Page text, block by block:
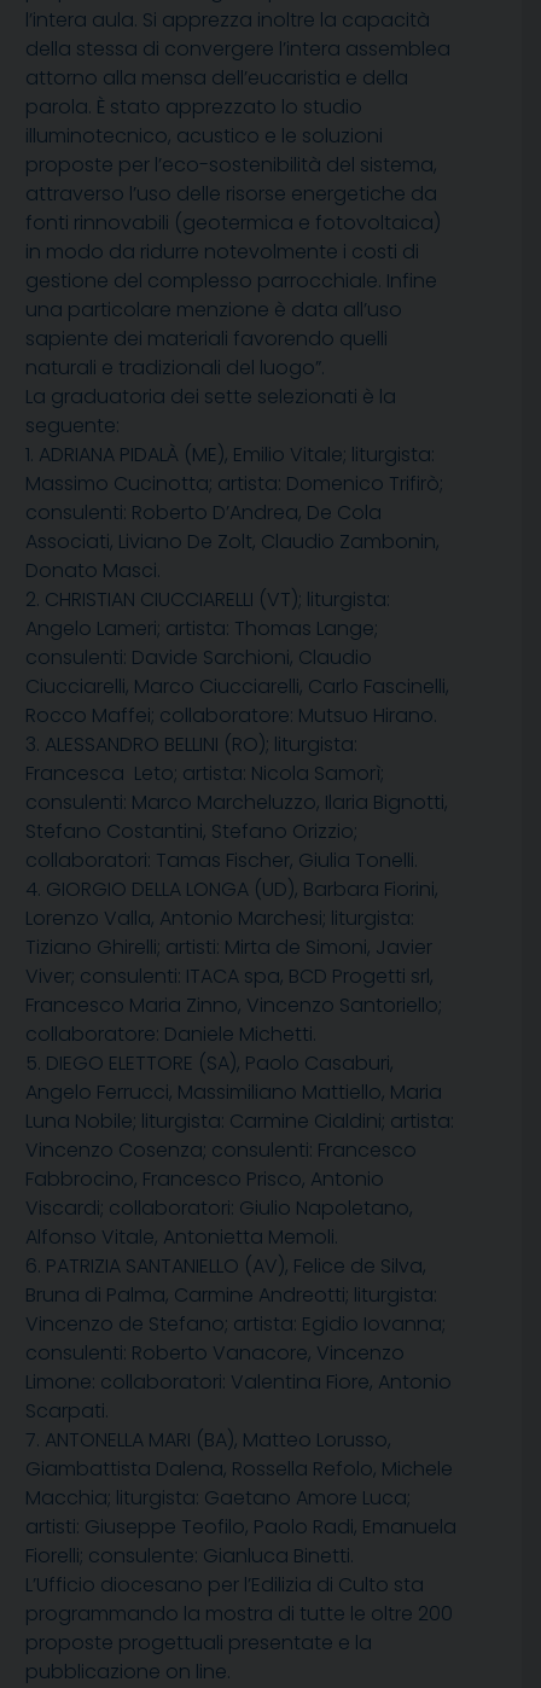
l’intera aula. Si apprezza inoltre la capacità
della stessa di convergere l’intera assemblea
attorno alla mensa dell’eucaristia e della
parola. È stato apprezzato lo studio
illuminotecnico, acustico e le soluzioni
proposte per l’eco-sostenibilità del sistema,
attraverso l’uso delle risorse energetiche da
fonti rinnovabili (geotermica e fotovoltaica)
in modo da ridurre notevolmente i costi di
gestione del complesso parrocchiale. Infine
una particolare menzione è data all’uso
sapiente dei materiali favorendo quelli
naturali e tradizionali del luogo”.
La graduatoria dei sette selezionati è la
seguente:
1. ADRIANA PIDALÀ (ME), Emilio Vitale; liturgista:
Massimo Cucinotta; artista: Domenico Trifirò;
consulenti: Roberto D’Andrea, De Cola
Associati, Liviano De Zolt, Claudio Zambonin,
Donato Masci.
2. CHRISTIAN CIUCCIARELLI (VT); liturgista:
Angelo Lameri; artista: Thomas Lange;
consulenti: Davide Sarchioni, Claudio
Ciucciarelli, Marco Ciucciarelli, Carlo Fascinelli,
Rocco Maffei; collaboratore: Mutsuo Hirano.
3. ALESSANDRO BELLINI (RO); liturgista:
Francesca Leto; artista: Nicola Samorì;
consulenti: Marco Marcheluzzo, Ilaria Bignotti,
Stefano Costantini, Stefano Orizzio;
collaboratori: Tamas Fischer, Giulia Tonelli.
4. GIORGIO DELLA LONGA (UD), Barbara Fiorini,
Lorenzo Valla, Antonio Marchesi; liturgista:
Tiziano Ghirelli; artisti: Mirta de Simoni, Javier
Viver; consulenti: ITACA spa, BCD Progetti srl,
Francesco Maria Zinno, Vincenzo Santoriello;
collaboratore: Daniele Michetti.
5. DIEGO ELETTORE (SA), Paolo Casaburi,
Angelo Ferrucci, Massimiliano Mattiello, Maria
Luna Nobile; liturgista: Carmine Cialdini; artista:
Vincenzo Cosenza; consulenti: Francesco
Fabbrocino, Francesco Prisco, Antonio
Viscardi; collaboratori: Giulio Napoletano,
Alfonso Vitale, Antonietta Memoli.
6. PATRIZIA SANTANIELLO (AV), Felice de Silva,
Bruna di Palma, Carmine Andreotti; liturgista:
Vincenzo de Stefano; artista: Egidio Iovanna;
consulenti: Roberto Vanacore, Vincenzo
Limone: collaboratori: Valentina Fiore, Antonio
Scarpati.
7. ANTONELLA MARI (BA), Matteo Lorusso,
Giambattista Dalena, Rossella Refolo, Michele
Macchia; liturgista: Gaetano Amore Luca;
artisti: Giuseppe Teofilo, Paolo Radi, Emanuela
Fiorelli; consulente: Gianluca Binetti.
L’Ufficio diocesano per l’Edilizia di Culto sta
programmando la mostra di tutte le oltre 200
proposte progettuali presentate e la
pubblicazione on line.